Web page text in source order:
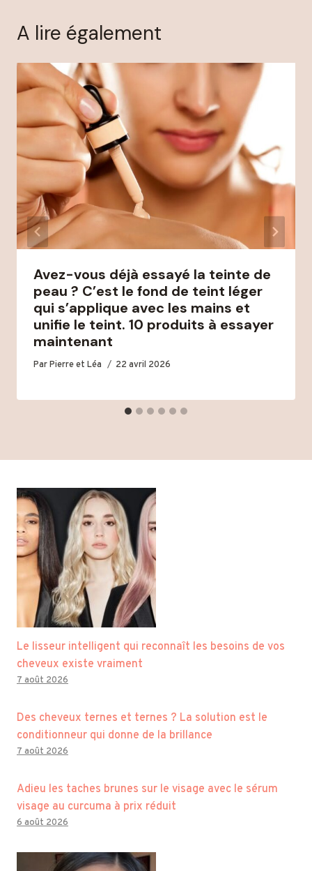
A lire également
Avez-vous déjà essayé la teinte de
peau ? C’est le fond de teint léger
qui s’applique avec les mains et
unifie le teint. 10 produits à essayer
maintenant
ParPierre et Léa 22 avril 2026
Le lisseur intelligent qui reconnaît les besoins de vos
cheveux existe vraiment
7 août 2026
Des cheveux ternes et ternes ? La solution est le
conditionneur qui donne de la brillance
7 août 2026
Adieu les taches brunes sur le visage avec le sérum
visage au curcuma à prix réduit
6 août 2026